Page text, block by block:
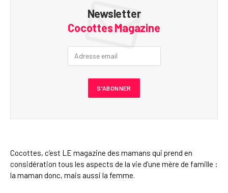
Newsletter
Cocottes Magazine
Cocottes, c’est LE magazine des mamans qui prend en
considération tous les aspects de la vie d’une mère de famille :
la maman donc, mais aussi la femme.